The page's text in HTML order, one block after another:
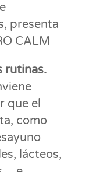
presenta
CALM
rutinas.
que el
como
lácteos,